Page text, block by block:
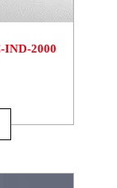
IND-2000